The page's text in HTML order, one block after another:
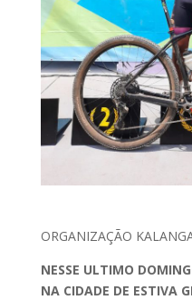
ORGANIZAÇÃO
NESSE ULTIMO
NA CIDADE DE ESTIVA